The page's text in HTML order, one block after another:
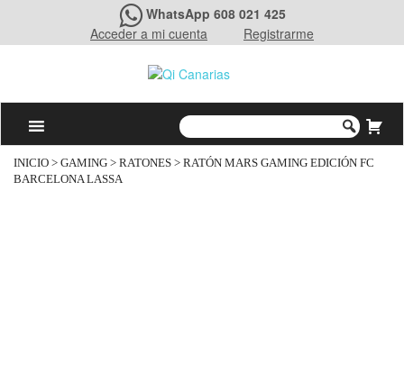
WhatsApp 608 021 425
Acceder a mi cuenta
Registrarme
INICIO > GAMING > RATONES > RATÓN MARS GAMING EDICIÓN FC
BARCELONA LASSA